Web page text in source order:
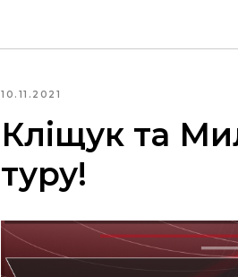
10.11.2021
Кліщук та
туру!